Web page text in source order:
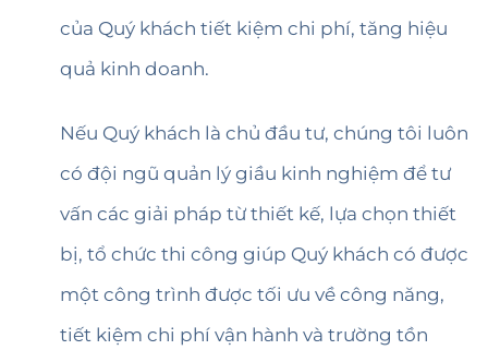
của Quý khách tiết kiệm chi phí, tăng hiệu
quả kinh doanh.
Nếu Quý khách là chủ đầu tư, chúng tôi luôn
có đội ngũ quản lý giầu kinh nghiệm để tư
vấn các giải pháp từ thiết kế, lựa chọn thiết
bị, tổ chức thi công giúp Quý khách có được
một công trình được tối ưu về công năng,
tiết kiệm chi phí vận hành và trường tồn